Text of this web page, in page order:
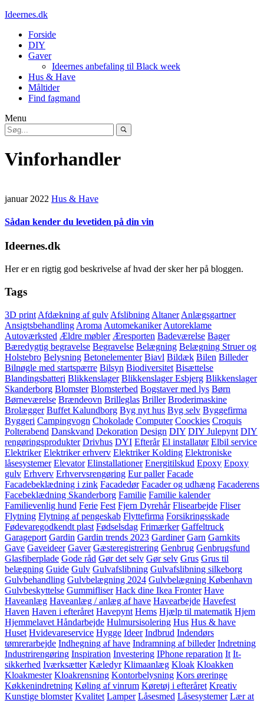
Ideernes.dk
Forside
DIY
Gaver
Ideernes anbefaling til Black week
Hus & Have
Måltider
Find fagmand
Menu
Vinforhandler
januar 2022 Hus & Have
Sådan kender du levetiden på din vin
Ideernes.dk
Her er en rigtig god beskrivelse af hvad der sker her på bloggen.
Tags
3D print Afdækning af gulv Afslibning Altaner Anlægsgartner
Ansigtsbehandling Aroma Automekaniker Autoreklame
Autoværksted Ældre møbler Æresporten Badeværelse Bager
Bæredygtig begravelse Begravelse Belægning Belægning Struer og
Holstebro Belysning Betonelementer Biavl Bildæk Bilen Billeder
Bilnøgle med startspærre Bilsyn Biodiversitet Bisættelse
Blandingsbatteri Blikkenslager Blikkenslager Esbjerg Blikkenslager
Skanderborg Blomster Blomsterbed Bogstaver med lys Børn
Børneværelse Brændeovn Brilleglas Briller Broderimaskine
Brolægger Buffet Kalundborg Byg nyt hus Byg selv Byggefirma
Byggeri Campingvogn Chokolade Computer Coockies Croquis
Polterabend Danskvand Dekoration Design DIY DIY Julepynt DIY
rengøringsprodukter Drivhus DYI Efterår El installatør Elbil service
Elektriker Elektriker erhverv Elektriker Kolding Elektroniske
låsesystemer Elevator Elinstallationer Energitilskud Epoxy Epoxy
gulv Erhverv Erhvervsrengøring Eur paller Facade
Facadebeklædning i zink Facadedør Facader og udhæng Facaderens
Facebeklædning Skanderborg Familie Familie kalender
Familievenlig hund Ferie Fest Fjern Dyrehår Flisearbejde Fliser
Flytning Flytning af pengeskab Flyttefirma Forsikringsskade
Fødevaregodkendt plast Fødselsdag Frimærker Gaffeltruck
Garageport Gardin Gardin trends 2023 Gardiner Garn Garnkits
Gave Gaveideer Gaver Gæsteregistrering Genbrug Genbrugsfund
Glasfiberplade Gode råd Gør det selv Gør selv Grus Grus til
belægning Guide Gulv Gulvafslibning Gulvafslibning silkeborg
Gulvbehandling Gulvbelægning 2024 Gulvbelægning København
Gulvbeskyttelse Gummifliser Hack dine Ikea Fronter Have
Haveanlæg Haveanlæg / anlæg af have Havearbejde Havefest
Haven Haven i efteråret Havepynt Hems Hjælp til matematik Hjem
Hjemmelavet Håndarbejde Hulmursisolering Hus Hus & have
Huset Hvidevareservice Hygge Ideer Indbrud Indendørs
tømrerarbejde Indhegning af have Indramning af billeder Indretning
Industrirengøring Inspiration Investering IPhone reparation It It-
sikkerhed Iværksætter Kæledyr Klimaanlæg Kloak Kloakken
Kloakmester Kloakrensning Kontorbelysning Kors øreringe
Køkkenindretning Køling af vinrum Køretøj i efteråret Kreativ
Kunstige blomster Kvalitet Lamper Låsesmed Låsesystemer Lær at